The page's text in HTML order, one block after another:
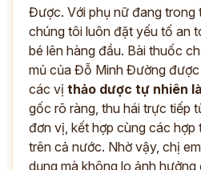
Được. Với phụ nữ đang trong
chúng tôi luôn đặt yếu tố an
bé lên hàng đầu. Bài thuốc
mủ của Đỗ Minh Đường
các vị thảo dược tự nhiên
gốc rõ ràng, thu hái trực tiếp
đơn vị, kết hợp cùng các hợp
trên cả nước. Nhờ vậy, chị
dụng mà không lo ảnh